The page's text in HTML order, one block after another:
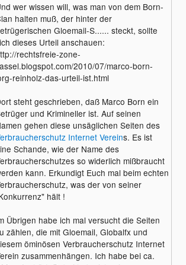
wer wissen will, was man von dem Born-
halten muß, der hinter der
Gloemail-S...... steckt, sollte
dieses Urteil anschauen:
rechtsfreie-zone-
2010/07/marco-born-
reinholz-das-urteil-ist.html
steht geschrieben, daß Marco Born ein
und Krimineller ist. Auf seinen
gehen diese unsäglichen Seiten des
Internet Vereins. Es ist
Schande, wie der Name des
so widerlich mißbraucht
kann. Erkundigt Euch mal beim echten
was der von seiner
hält !
Übrigen habe ich mal versucht die Seiten
zählen, die mit Gloemail, Globalfx und
öminösen Verbraucherschutz Internet
zusammenhängen. Ich habe bei ca.